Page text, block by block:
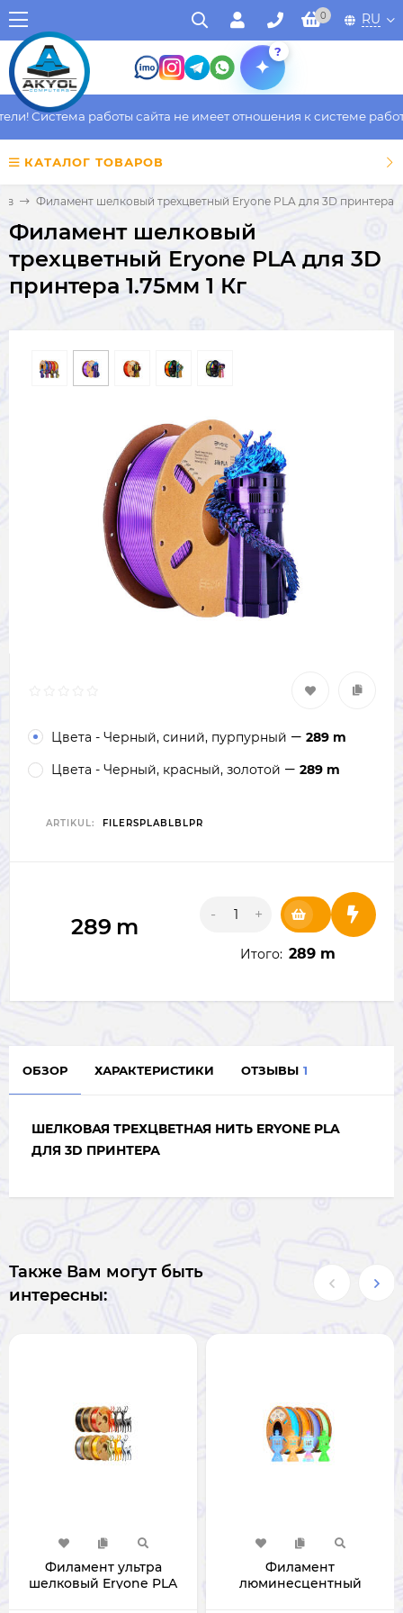
0 RU
?
Система работы сайта не имеет отношения к системе
КАТАЛОГ ТОВАРОВ
Филамент шелковый трехцветный Eryone PLA для 3D принтера
Филамент шелковый
трехцветный Eryone PLA для 3D
принтера 1.75мм 1 Кг
Цвета - Черный, синий, пурпурный 289 m
Цвета - Черный, красный, золотой 289 m
ARTIKUL: FILERSPLABLBLPR
289 m - +
Итого: 289 m
ОБЗОР ХАРАКТЕРИСТИКИ ОТЗЫВЫ 1
ШЕЛКОВАЯ ТРЕХЦВЕТНАЯ НИТЬ ERYONE PLA
ДЛЯ 3D ПРИНТЕРА
Также Вам могут быть
интересны:
Филамент ультра
шелковый Eryone PLA
Филамент
люминесцентный